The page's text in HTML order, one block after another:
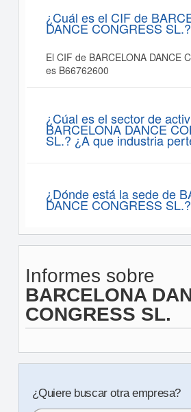
¿Cuál es el CIF de
DANCE CONGRESS SL.?
El CIF de BARCELONA DANCE
es B66762600
¿Cúal es el sector de
BARCELONA DANCE
SL.? ¿A que industria
¿Dónde está la sede de
DANCE CONGRESS SL.?
Informes sobre
BARCELONA
CONGRESS SL.
¿Quiere buscar otra empresa?